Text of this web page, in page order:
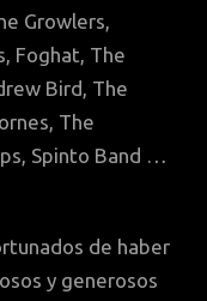
Growlers,
Foghat, The
Bird, The
The
Spinto Band …
de haber
y generosos